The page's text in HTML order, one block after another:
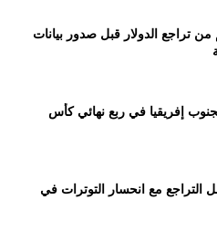
تراجع الدولار قبل صدور بيانات
إفريقيا في ربع نهائي كأس
التراجع مع انحسار التوترات في